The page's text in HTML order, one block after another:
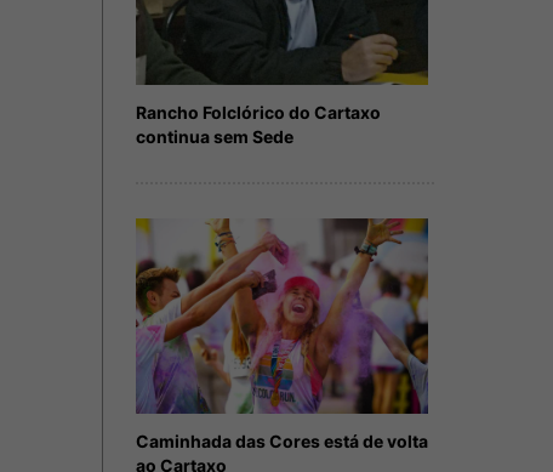
Rancho Folclórico do Cartaxo
continua sem Sede
Caminhada das Cores está de volta
ao Cartaxo